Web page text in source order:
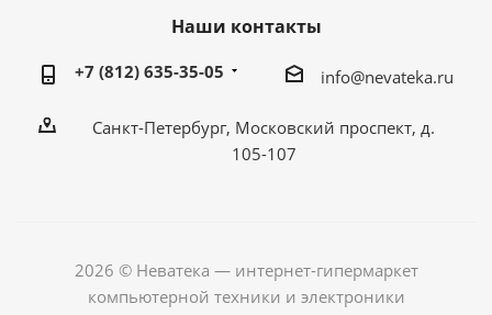
Наши контакты
+7 (812) 635-35-05 info@nevateka.ru
Санкт-Петербург, Московский проспект, д.
105-107
2026 © Неватека — интернет-гипермаркет
компьютерной техники и электроники